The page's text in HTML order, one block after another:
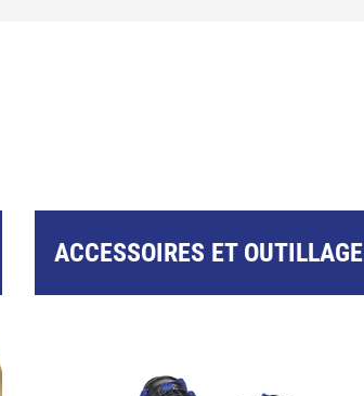
ACCESSOIRES ET OUTILLAGE